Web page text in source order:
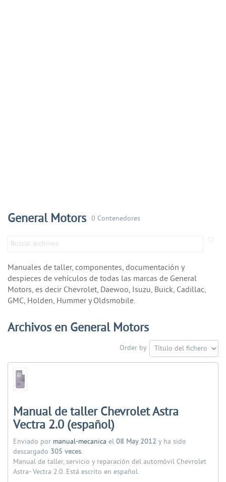
General Motors 0 Contenedores
Manuales de taller, componentes, documentación y
despieces de vehículos de todas las marcas de General
Motors, es decir Chevrolet, Daewoo, Isuzu, Buick, Cadillac,
GMC, Holden, Hummer y Oldsmobile.
Archivos en General Motors
Order by
Manual de taller Chevrolet Astra
Vectra 2.0 (español)
Enviado por manual-mecanica el 08 May 2012 y ha sido
descargado 305 veces.
Manual de taller, servicio y reparación del automóvil Chevrolet
Astra- Vectra 2.0. Está escrito en español.